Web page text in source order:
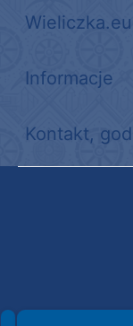
Wieliczka.eu
Informacje
Kontakt,
Spełniamy standardy WCAG 2.2
Spełniamy standardy W3C